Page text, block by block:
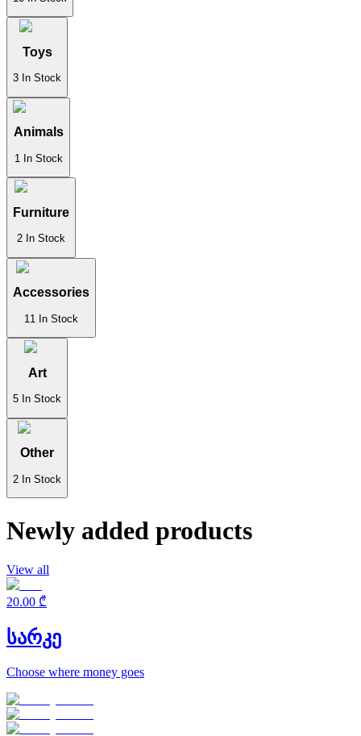
Toys
3 In Stock
Animals
1 In Stock
Furniture
2 In Stock
Accessories
11 In Stock
Art
5 In Stock
Other
2 In Stock
Newly added products
View all
20.00 ₾
სარკე
Choose where money goes